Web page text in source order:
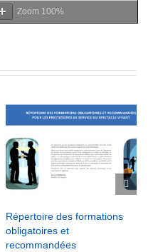
Zoom 100%
Répertoire des formations
obligatoires et
recommandées